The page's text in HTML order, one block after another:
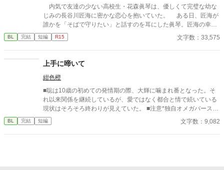
内気で友達の少ない高校生・花森眞琴は、優しくて完璧な幼な
じみの長谷川匠海に密かな恋心を抱いていた。 ある日、匠海が
誰かを「そばで守りたい」と話すのを耳にした眞琴。匠海の幸せ
のために身を引こうと、クラスの人気者・和馬に偽の恋人役を頼
むが…。 すれ違う高校生二人の不器用な恋のお話です。 執着囲い
BL 完結 短編 R15 文字数：33,575
上手に啼いて
紺色橙
■聡は10歳の初めての発情期の際、大輝に噛まれ番となった。そ
れ以来関係を継続しているが、愛ではなく都合と情で続いている
現状はそろそろ終わりが見えていた。 ■注意*独自オメガバース設
定。■『それは愛か本能か』と同じ世界設定です。関係は一切な
し。
BL 完結 短編 文字数：9,082